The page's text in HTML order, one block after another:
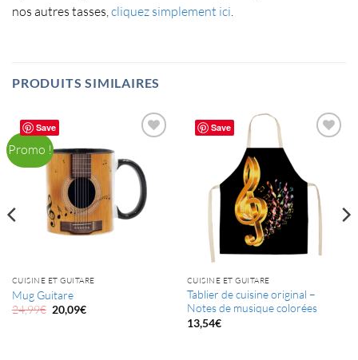
nos autres tasses, cliquez simplement ici
PRODUITS SIMILAIRES
Save
Promo !
CUISINE ET GUITARE
Mug Guitare
24,99€ Le
prix
20,09€Le
Save
CUISINE ET GUITARE
Tablier de cuisine original –
Notes de musique colorées
13,54€